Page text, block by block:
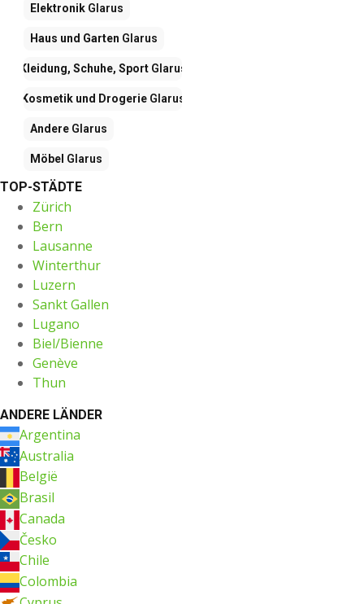
Elektronik Glarus
Haus und Garten Glarus
Kleidung, Schuhe, SportGlarus
Kosmetik und DrogerieGlarus
Andere Glarus
Möbel Glarus
TOP-STÄDTE
Zürich
Bern
Lausanne
Winterthur
Luzern
Sankt Gallen
Lugano
Biel/Bienne
Genève
Thun
ANDERE LÄNDER
Argentina
Australia
België
Brasil
Canada
Česko
Chile
Colombia